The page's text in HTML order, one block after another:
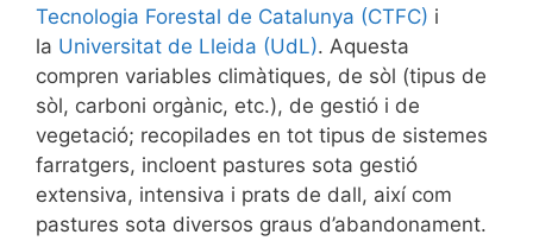
Tecnologia Forestal de Catalunya (CTFC) i
la Universitat de Lleida (UdL). Aquesta
compren variables climàtiques, de sòl (tipus de
sòl, carboni orgànic, etc.), de gestió i de
vegetació; recopilades en tot tipus de sistemes
farratgers, incloent pastures sota gestió
extensiva, intensiva i prats de dall, així com
pastures sota diversos graus d’abandonament.